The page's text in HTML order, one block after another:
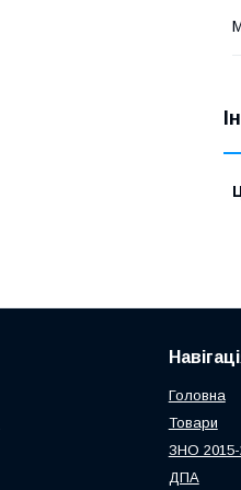
Головна
Товари
ЗНО 2015-
ДПА